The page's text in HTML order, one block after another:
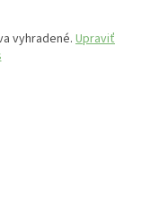
vyhradené.Upraviť